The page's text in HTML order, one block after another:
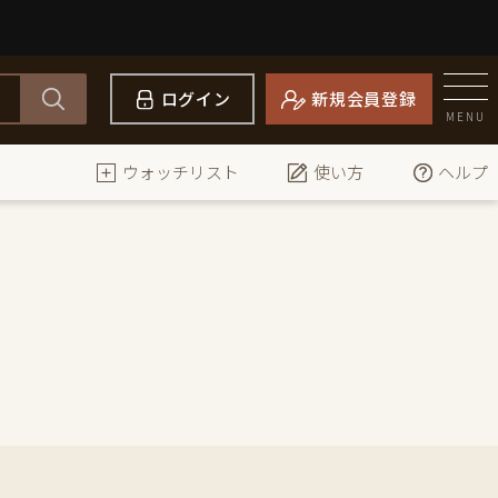
ログイン 新規会員登録
MENU
ウォッチリスト 使い方 ヘルプ